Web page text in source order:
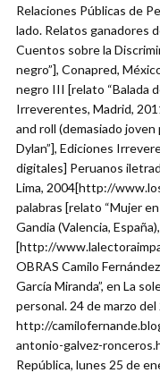
Relaciones Públicas de
lado. Relatos ganadores
Cuentos sobre la
negro”], Conapred,
negro III [relato “Balada
Irreverentes, Madrid,
and roll (demasiado
Dylan”], Ediciones
digitales] Peruanos
Lima, 2004[http://
palabras [relato “Mujer
Gandia (Valencia,
[http://
OBRAS Camilo
García Miranda”, en La
personal. 24 de marzo del
http://
antonio-galvez-
República, lunes 25 de